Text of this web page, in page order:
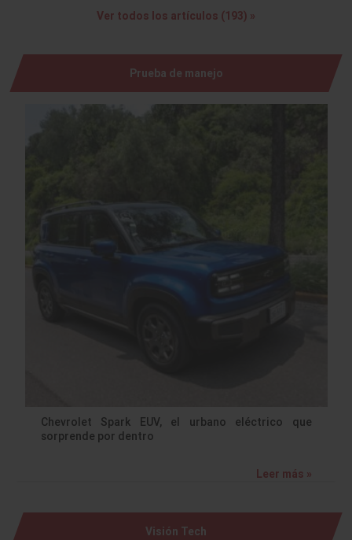
Ver todos los artículos (193) »
Prueba de manejo
Chevrolet Spark EUV, el urbano eléctrico que
sorprende por dentro
Leer más »
Visión Tech